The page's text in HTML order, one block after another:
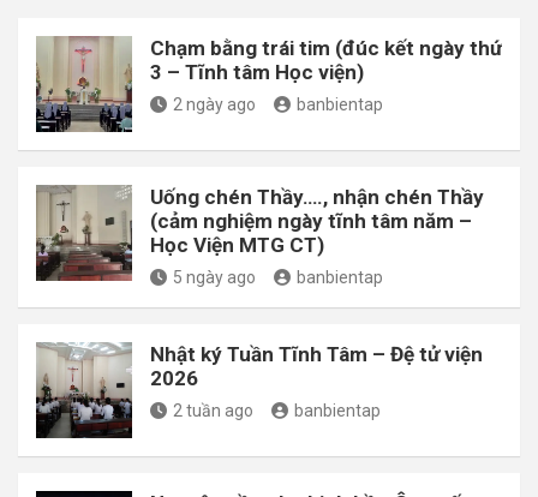
Chạm bằng trái tim (đúc kết ngày thứ
3 – Tĩnh tâm Học viện)
2 ngày ago banbientap
Uống chén Thầy…., nhận chén Thầy
(cảm nghiệm ngày tĩnh tâm năm –
Học Viện MTG CT)
5 ngày ago banbientap
Nhật ký Tuần Tĩnh Tâm – Đệ tử viện
2026
2 tuần ago banbientap